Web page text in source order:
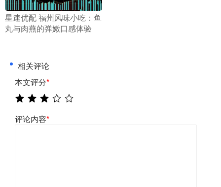
​星速优配 福州风味小吃：鱼
丸与肉燕的弹嫩口感体验
相关评论
本文评分*
评论内容*